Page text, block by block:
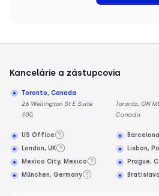
Kancelárie a zástupcovia
Toronto, Canada
26 Wellington St E Suite
900,
Toronto, ON
Canada
US Office
London, UK
Mexico City, Mexico
München, Germany
Lisbon,
Prague,